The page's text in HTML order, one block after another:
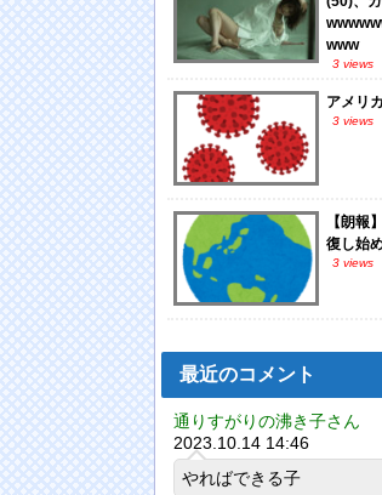
www
3 views
アメリ
3 views
【朗報
復し始
3 views
最近のコメント
通りすがりの沸き子さん
2023.10.14 14:46
やればできる子